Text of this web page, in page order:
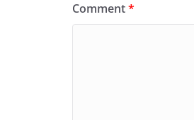
Comment*